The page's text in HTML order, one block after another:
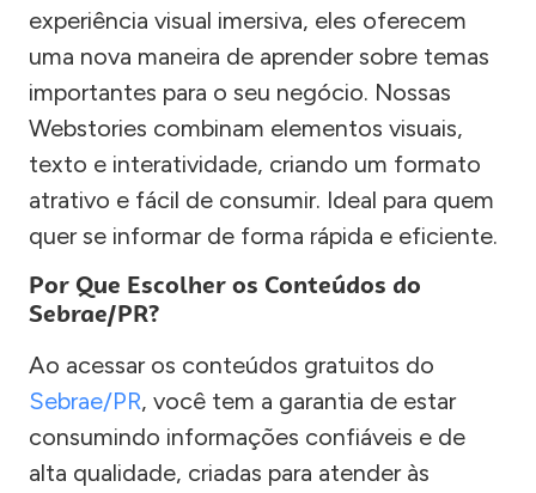
experiência visual imersiva, eles oferecem
uma nova maneira de aprender sobre temas
importantes para o seu negócio. Nossas
Webstories combinam elementos visuais,
texto e interatividade, criando um formato
atrativo e fácil de consumir. Ideal para quem
quer se informar de forma rápida e eficiente.
Por Que Escolher os Conteúdos do
Sebrae/PR?
Ao acessar os conteúdos gratuitos do
Sebrae/PR, você tem a garantia de estar
consumindo informações confiáveis e de
alta qualidade, criadas para atender às